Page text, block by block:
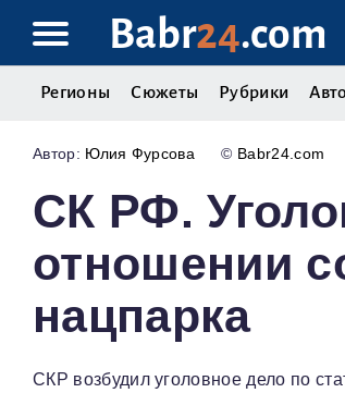
Babr24.com
Регионы Сюжеты Рубрики
Юлия Фурсова © Babr24.com
СК РФ.
отношении
нацпарка
СКР возбудил уголовное дело по